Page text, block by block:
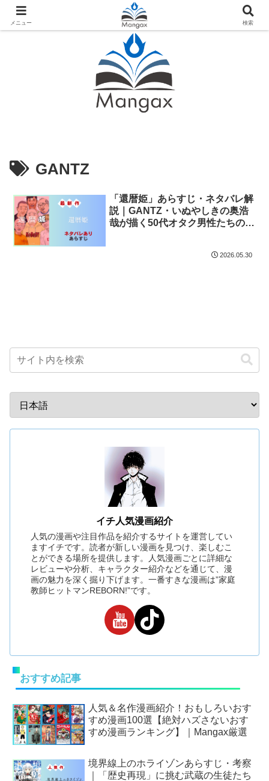
人気おすすめ漫画紹介ならMangax（マンガックス）
GANTZ
「還暦姫」あらすじ・ネタバレ解
説｜GANTZ・いぬやしきの奥浩
哉が描く50代オタク男性たちの物
2026.05.30
イチ人気漫画紹介
人気の漫画や注目作品を紹介するサイトを運営してい
ますイチです。読者が新しい漫画を見つけ、楽しむこ
とができる場所を提供します。人気漫画ごとに詳細な
レビューや分析、キャラクター紹介などを通じて、漫
画の魅力を深く掘り下げます。一番すきな漫画は”家庭
教師ヒットマンREBORN!”です。
おすすめ記事
人気＆名作漫画紹介！おもしろいおす
すめ漫画100選【絶対ハズさないおす
すめ漫画ランキング】｜Mangax厳選
境界線上のホライゾンあらすじ・考察
｜「歴史再現」に挑む武蔵の生徒たち
メニュー 検索